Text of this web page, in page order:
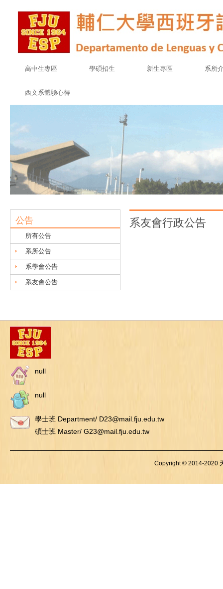
高中生專區 學碩招生 新生專區 系所
西文系體驗心得
公告
所有公告
系所公告
系學會公告
系友會公告
系友會行政公告
null
null
學士班 Department/ D23@mail.fju.edu.tw
碩士班 Master/ G23@mail.fju.edu.tw
Copyright © 2014-2020